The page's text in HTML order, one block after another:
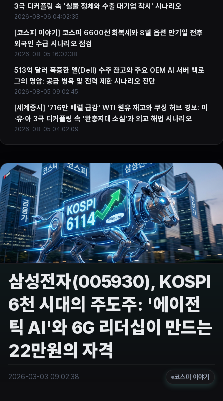
3극 디커플링 속 '실물 정체와 수출 대기업 착시' 시나리오
2026-08-06 04:02:35
[코스피 이야기] 코스피 6600선 회복세와 8월 옵션 만기일 전후
외국인 수급 시나리오 점검
2026-08-05 16:02:38
513억 달러 폭증한 델(Dell) 수주 잔고와 주요 OEM AI 서버 백로
그의 명암: 공급 병목 및 전력 제한 시나리오 진단
2026-08-05 09:02:45
[세계증시] '716만 배럴 급감' WTI 원유 재고와 쿠싱 허브 경보: 미
·유·아 3극 디커플링 속 '완충지대 소실'과 외교 해법 시나리오
2026-08-05 04:02:09
삼성전자(005930), KOSPI
6천 시대의 주도주: '에이전
틱 AI'와 6G 리더십이 만드는
22만원의 자격
2026-03-03 09:02:38 코스피 이야기